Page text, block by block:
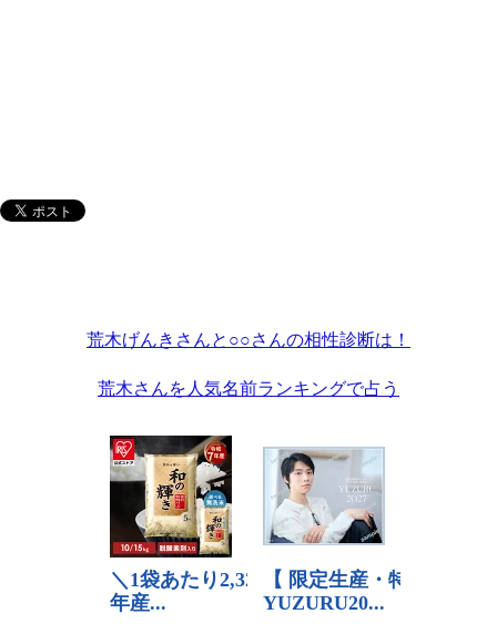
荒木げんきさんと○○さんの相性診断は！
荒木さんを人気名前ランキングで占う